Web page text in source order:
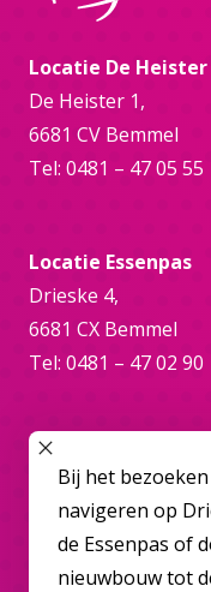
Locatie De Heister
De Heister 1,
6681 CV Bemmel
Tel: 0481 – 47 05 55
Locatie Essenpas
Drieske 4,
6681 CX Bemmel
Tel: 0481 – 47 02 90
OnlineSLUIT POPUP
Bij het
navigeren op
de Essenpas of
nieuwbouw tot